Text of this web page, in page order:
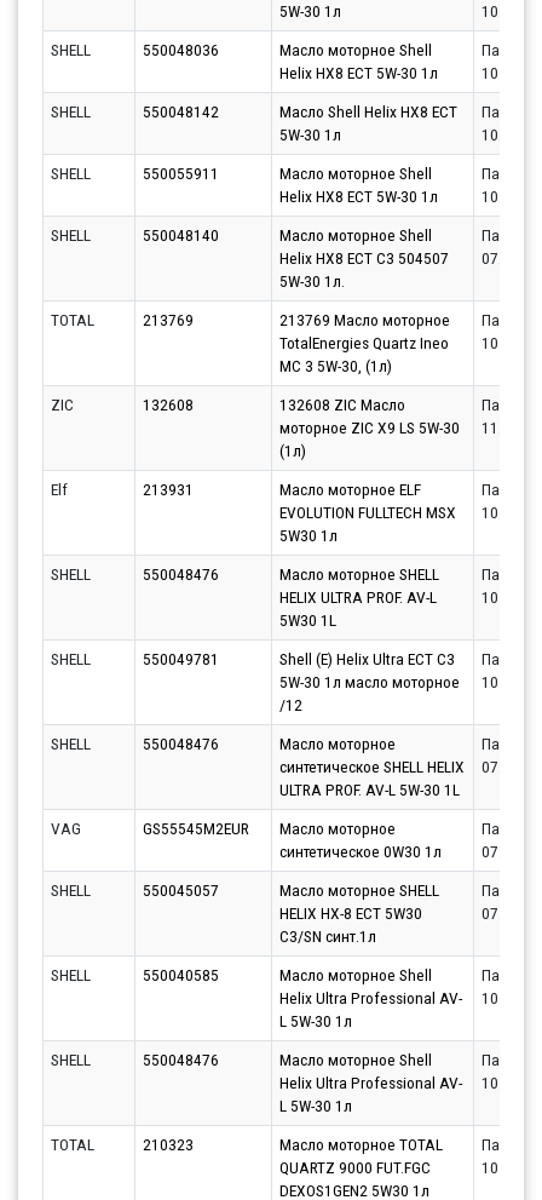
5W-30 1л
SHELL
550048036
Масло моторное Shell
Helix HX8 ECT 5W-30 1л
Партнёр
SHELL
550048142
Масло Shell Helix HX8 ECT
5W-30 1л
Партнёр
SHELL
550055911
Масло моторное Shell
Helix HX8 ECT 5W-30 1л
Партнёр
SHELL
550048140
Масло моторное Shell
Helix HX8 ECT C3 504507
5W-30 1л.
Партнёр
TOTAL 213769
213769 Масло моторное
TotalEnergies Quartz Ineo
MC 3 5W-30, (1л)
Партнёр
ZIC 132608
132608 ZIC Масло
моторное ZIC X9 LS 5W-30
(1л)
Партнёр
Elf 213931
Масло моторное ELF
EVOLUTION FULLTECH MSX
5W30 1л
Партнёр
SHELL 550048476
Масло моторное SHELL
HELIX ULTRA PROF. AV-L
5W30 1L
Партнёр
SHELL 550049781
Shell (E) Helix Ultra ECT C3
5W-30 1л масло моторное
/12
Партнёр
SHELL 550048476
Масло моторное
синтетическое SHELL HELIX
ULTRA PROF. AV-L 5W-30 1L
Партнёр
VAG GS55545M2EUR
Масло моторное
синтетическое 0W30 1л
Партнёр
SHELL
550045057
Масло моторное SHELL
HELIX HX-8 ECT 5W30
C3/SN синт.1л
Партнёр
SHELL 550040585
Масло моторное Shell
Helix Ultra Professional AV-
L 5W-30 1л
Партнёр
SHELL 550048476
Масло моторное Shell
Helix Ultra Professional AV-
L 5W-30 1л
Партнёр
TOTAL 210323
Масло моторное TOTAL
QUARTZ 9000 FUT.FGC
DEXOS1GEN2 5W30 1л
Партнёр